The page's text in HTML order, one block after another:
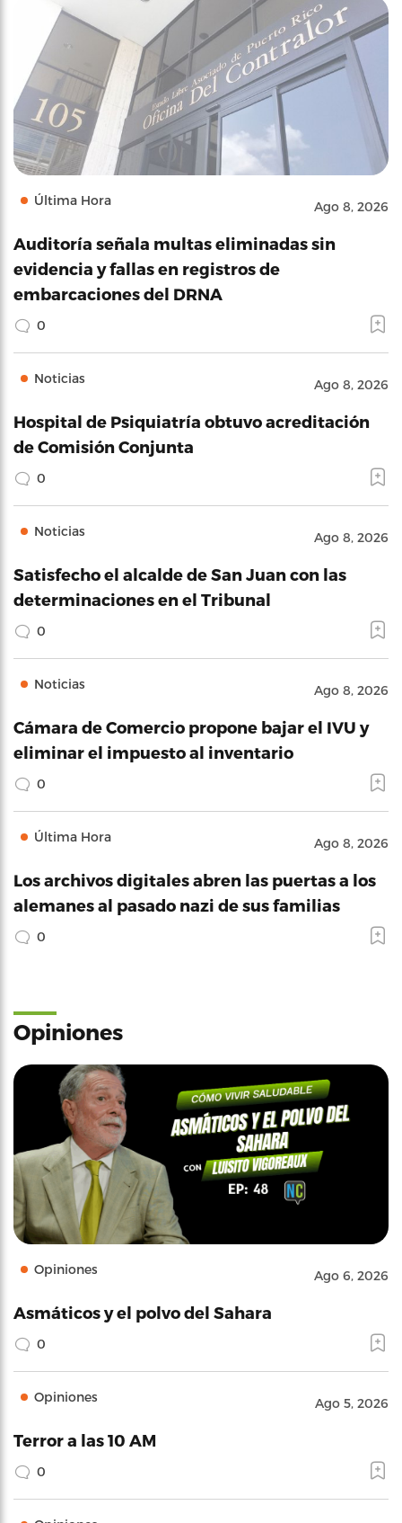
Última Hora Ago 8, 2026
Auditoría señala multas eliminadas sin
evidencia y fallas en registros de
embarcaciones del DRNA
0
Noticias Ago 8, 2026
Hospital de Psiquiatría obtuvo acreditación
de Comisión Conjunta
0
Noticias Ago 8, 2026
Satisfecho el alcalde de San Juan con las
determinaciones en el Tribunal
0
Noticias Ago 8, 2026
Cámara de Comercio propone bajar el IVU y
eliminar el impuesto al inventario
0
Última Hora Ago 8, 2026
Los archivos digitales abren las puertas a los
alemanes al pasado nazi de sus familias
0
Opiniones
Opiniones Ago 6, 2026
Asmáticos y el polvo del Sahara
0
Opiniones Ago 5, 2026
Terror a las 10 AM
0